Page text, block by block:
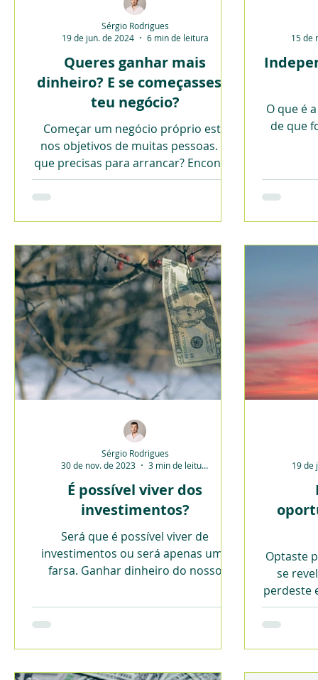
Queres ganhar mais
dinheiro? E se começasses o
teu negócio?
Começar um negócio próprio está
nos objetivos de muitas pessoas. O
que precisas para arrancar? Encontra
aqui algumas dicas.
Sérgio Rodrigues
19 de jun. de 2024
6 min de leitura
O que é
de que
15 de
É possível viver dos
investimentos?
Será que é possível viver de
investimentos ou será apenas uma
farsa. Ganhar dinheiro do nosso
Sérgio Rodrigues
30 de nov. de 2023
3 min de leitura
Optaste
se
perdeste
19 de